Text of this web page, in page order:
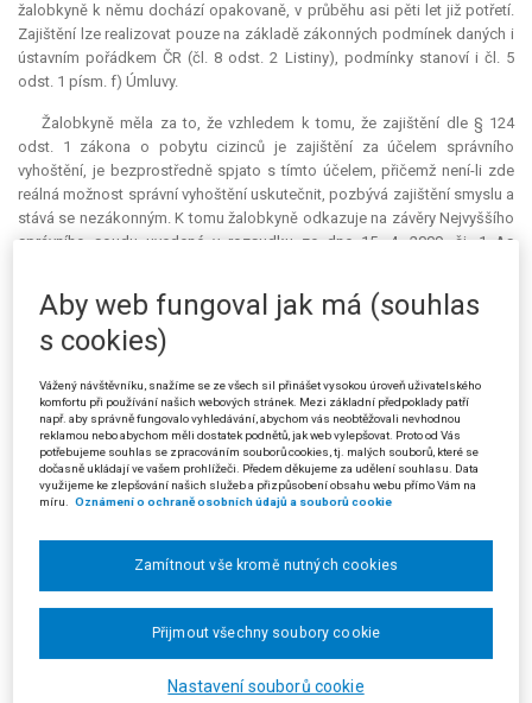
žalobkyně k němu dochází opakovaně, v průběhu asi pěti let již potřetí.
Zajištění lze realizovat pouze na základě zákonných podmínek daných i
ústavním pořádkem ČR (čl. 8 odst. 2 Listiny), podmínky stanoví i čl. 5
odst. 1 písm. f) Úmluvy.
Žalobkyně měla za to, že vzhledem k tomu, že zajištění dle § 124
odst. 1 zákona o pobytu cizinců je zajištění za účelem správního
vyhoštění, je bezprostředně spjato s tímto účelem, přičemž není-li zde
reálná možnost správní vyhoštění uskutečnit, pozbývá zajištění smyslu a
stává se nezákonným. K tomu žalobkyně odkazuje na závěry Nejvyššího
správního soudu uvedené v rozsudku ze dne 15. 4. 2009, čj. 1 As
dne 23. 11. 2011, čj. 7 As 79/2010-150, č. 2524/2012 Sb. NSS. Dále
žalobkyně odkázala na rozsudky téhož soudu ze dne 17. 12. 2015, čj. 5
Azs 236/2015-34, ze dne 25. 2. 2016, čj. 5 Azs 7/2016-22, a ze dne 20. 1.
2016, čj. 1 Azs 275/2015-27.
Dle žalobkyně existovaly důvodné pochybnosti o tom, zda bude
možné správní vyhoštění realizovat. Je státní příslušníci Kyrgyzstánu, od
roku 2012 nedisponuje cestovním pasem. Ten se jí nepodařilo obstarat,
neboť v ČR nemá Kyrgyzstán zastupitelský úřad, a žalobkyně by tak byla
nucena vycestovat do jiných států EU. Je si vědoma skutečnosti, že jí
vycestovat za účelem vyřízení dokladu, nezbylo jí než z ČR prozatím
nevycestovat. Žalobkyni bylo správní vyhoštění uloženo již v letech 2013
a 2015, v roce 2016 byla za účelem správního vyhoštění zajištěna, avšak
nepodařilo získat pro ni doklad totožnosti. Ambasáda Kyrgyzstánu v
tomto ohledu nespolupracuje. Žalobkyně se v roce 2016 obrátila na
Mezinárodní organizaci pro migraci, ani tak ale nebyla úspěšná.
Aby web fungoval jak má (souhlas
s cookies)
Vážený návštěvníku, snažíme se ze všech sil přinášet vysokou úroveň uživatelského
komfortu při používání našich webových stránek. Mezi základní předpoklady patří
např. aby správně fungovalo vyhledávání, abychom vás neobtěžovali nevhodnou
reklamou nebo abychom měli dostatek podnětů, jak web vylepšovat. Proto od Vás
potřebujeme souhlas se zpracováním souborů cookies, tj. malých souborů, které se
dočasně ukládají ve vašem prohlížeči. Předem děkujeme za udělení souhlasu. Data
využijeme ke zlepšování našich služeb a přizpůsobení obsahu webu přímo Vám na
míru.
Oznámení o ochraně osobních údajů a souborů cookie
Nastavení souborů cookie
Zamítnout vše kromě nutných cookies
Přijmout všechny soubory cookie